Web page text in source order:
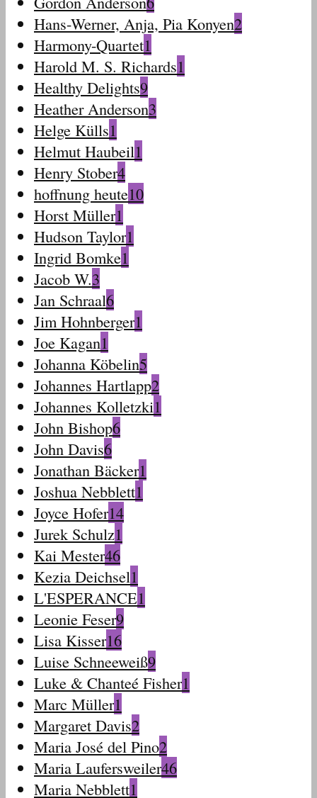
Hans-Werner, Anja, Pia Konyen2
Harmony-Quartet1
Harold M. S. Richards1
Healthy Delights9
Heather Anderson3
Helge Külls1
Helmut Haubeil1
Henry Stober4
hoffnung heute10
Horst Müller1
Hudson Taylor1
Ingrid Bomke1
Jacob W.3
Jan Schraal6
Jim Hohnberger1
Joe Kagan1
Johanna Köbelin5
Johannes Hartlapp2
Johannes Kolletzki1
John Bishop6
John Davis6
Jonathan Bäcker1
Joshua Nebblett1
Joyce Hofer14
Jurek Schulz1
Kai Mester46
Kezia Deichsel1
L'ESPERANCE1
Leonie Feser9
Lisa Kisser16
Luise Schneeweiß9
Luke & Chanteé Fisher1
Marc Müller1
Margaret Davis2
Maria José del Pino2
Maria Laufersweiler46
Maria Nebblett1